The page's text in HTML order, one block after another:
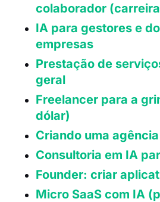
colaborador
IA para gestores e
empresas
Prestação de
geral
Freelancer para a
dólar)
Criando uma
Consultoria em IA
Founder: criar
Micro SaaS com IA